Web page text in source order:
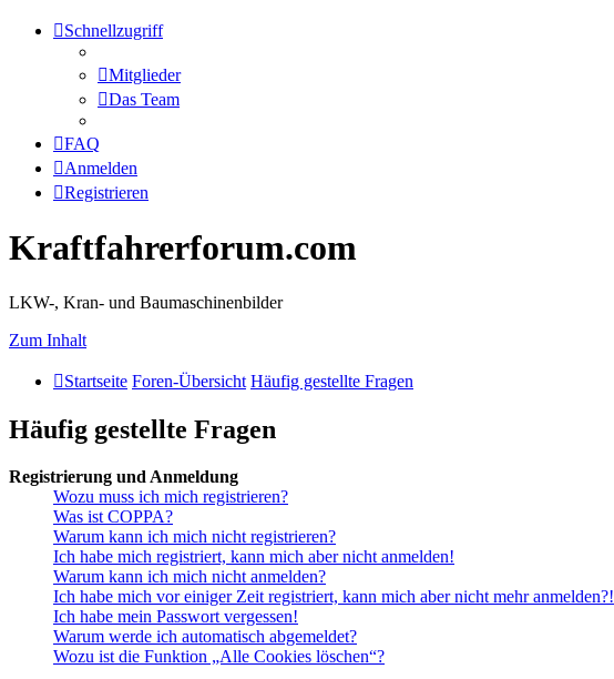
Schnellzugriff
Mitglieder
Das Team
FAQ
Anmelden
Registrieren
Kraftfahrerforum.com
LKW-, Kran- und Baumaschinenbilder
Zum Inhalt
Startseite Foren-Übersicht Häufig gestellte Fragen
Häufig gestellte Fragen
Registrierung und Anmeldung
Wozu muss ich mich registrieren?
Was ist COPPA?
Warum kann ich mich nicht registrieren?
Ich habe mich registriert, kann mich aber nicht anmelden!
Warum kann ich mich nicht anmelden?
Ich habe mich vor einiger Zeit registriert, kann mich aber nicht mehr anmelden?!
Ich habe mein Passwort vergessen!
Warum werde ich automatisch abgemeldet?
Wozu ist die Funktion „Alle Cookies löschen“?